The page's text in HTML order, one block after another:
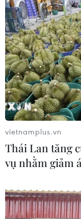
Trung Quốc
11/11/2019 11:12
Tổng cục Thống
CPI của nước này
với cùng kỳ năm
tháng trước đó.
vietnamplus.vn
Thái Lan tăng
vụ nhằm giảm